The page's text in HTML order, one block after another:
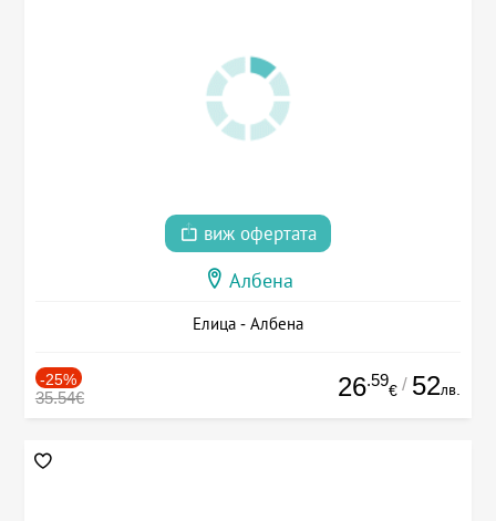
виж офертата
Албена
Елица - Албена
-25%
35.54€ 26.59
€ / 52лв.